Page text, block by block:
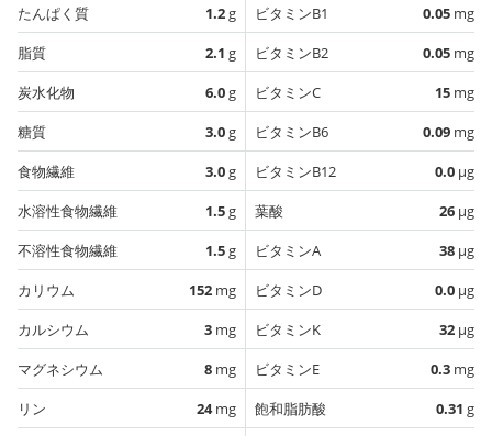
たんぱく質
1.2g
脂質
2.1 g
炭水化物
6.0g
糖質
3.0g
食物繊維
3.0g
水溶性食物繊維
1.5g
不溶性食物繊維
1.5g
カリウム
152 mg
カルシウム
3 mg
マグネシウム
8 mg
リン
24mg
ビタミンB1
0.05 mg
ビタミンB2
0.05 mg
ビタミンC
15 mg
ビタミンB6
0.09 mg
ビタミンB12
0.0 µg
葉酸
26 µg
ビタミンA
38 µg
ビタミンD
0.0 µg
ビタミンK
32 µg
ビタミンE
0.3 mg
飽和脂肪酸
0.31 g